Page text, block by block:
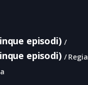
episodi)
episodi) Regia